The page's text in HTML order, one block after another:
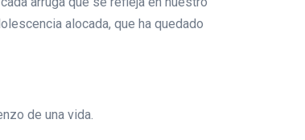
alocada, que ha quedado
de una vida.